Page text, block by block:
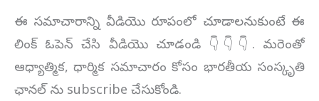
ఈ సమాచారాన్ని వీడియొ రూపంలో చూడాలనుకుంటే ఈ
లింక్ ఓపెన్ చేసి వీడియొ చూడండి 👇👇👇. మరెంతో
ఆధ్యాత్మిక, ధార్మిక సమాచారం కోసం భారతీయ సంస్కృతి
ఛానల్ ను subscribe చేసుకోండి.